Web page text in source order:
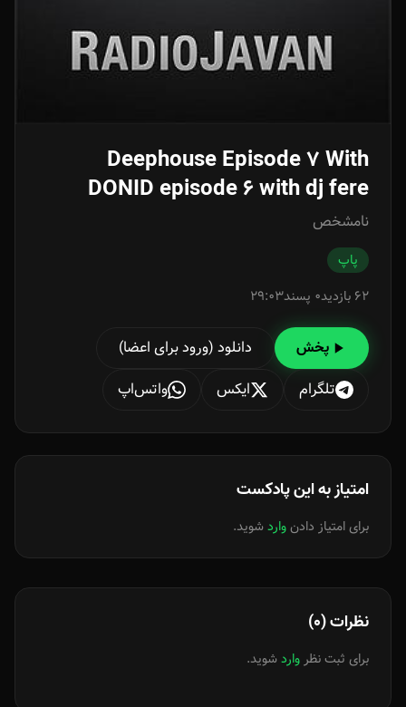
Deephouse Episode 7 With
DONID episode 6 with dj fere
نامشخص
پاپ
62 بازدید
0 پسند 29:03
پخش
دانلود (ورود برای اعضا)
تلگرام
ایکس واتس‌اپ
امتیاز به این پادکست
برای امتیاز دادنواردشوید.
نظرات (0)
برای ثبت نظر واردشوید.